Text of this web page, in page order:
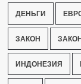
ДЕНЬГИ
ЗАКОН
ИНДОНЕЗИЯ